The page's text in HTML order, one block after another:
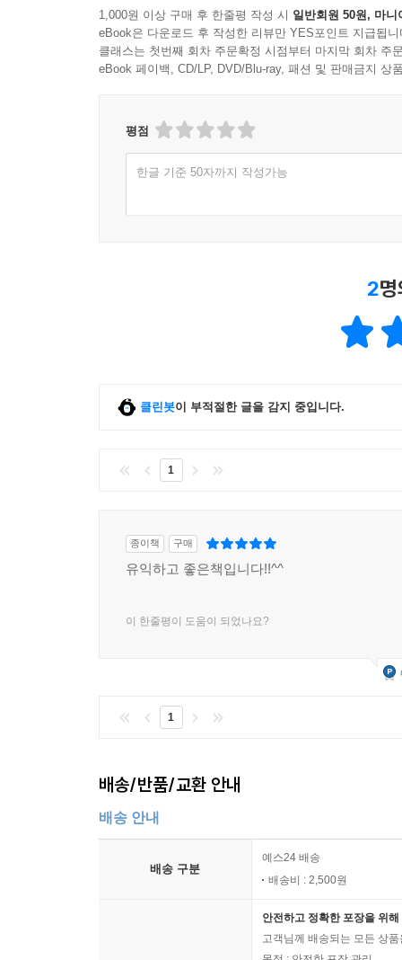
1,000원 이상 구매 후 한줄평 작성 시 일반회원 50원, 마니
eBook은 다운로드 후 작성한 리뷰만 YES포인트 지급됩니
클래스는 첫번째 회차 주문확정 시점부터 마지막 회차 주
eBook 페이백, CD/LP, DVD/Blu-ray, 패션 및 판매금지 상
평점
한글 기준 50자까지 작성가능
2
클린봇이 부적절한 글을 감지 중입니다.
1
종이책 구매
유익하고 좋은책입니다!!^^
이 한줄평이 도움이 되었나요?
1
배송/반품/교환 안내
배송 안내
배송 구분
예스24 배송
배송비 : 2,500원
안전하고 정확한 포장을 위
고객님께 배송되는 모든 상